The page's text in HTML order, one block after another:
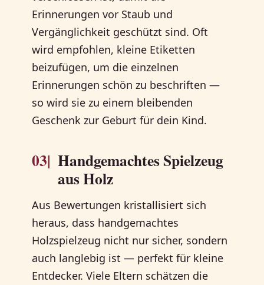
Erinnerungen vor Staub und
Vergänglichkeit geschützt sind. Oft
wird empfohlen, kleine Etiketten
beizufügen, um die einzelnen
Erinnerungen schön zu beschriften —
so wird sie zu einem bleibenden
Geschenk zur Geburt für dein Kind.
03| Handgemachtes Spielzeug
aus Holz
Aus Bewertungen kristallisiert sich
heraus, dass handgemachtes
Holzspielzeug nicht nur sicher, sondern
auch langlebig ist — perfekt für kleine
Entdecker. Viele Eltern schätzen die